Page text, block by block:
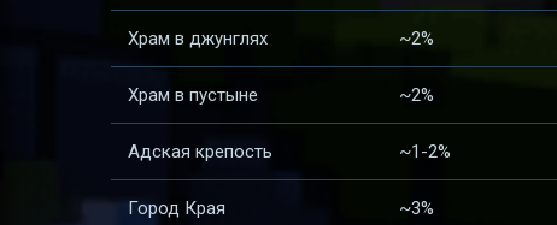
Храм в джунглях ~2%
Храм в пустыне ~2%
Адская крепость ~1-2%
Город Края ~3%